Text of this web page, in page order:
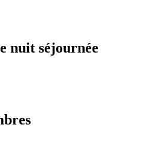
nuit séjournée